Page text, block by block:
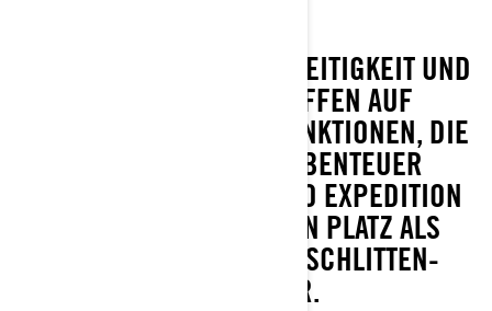
UNÜBERTROFFENE VIELSEITIGKEIT UND
LADEKAPAZITÄT TREFFEN AUF
FAHRERORIENTIERTE FUNKTIONEN, DIE
FÜR JEDES WINTERABENTEUER
GEEIGNET SIND. SKI-DOO EXPEDITION
VERDIENT SICH SEINEN PLATZ ALS
ELITE-SPORT-ARBEITSSCHLITTEN-
CROSSOVER.